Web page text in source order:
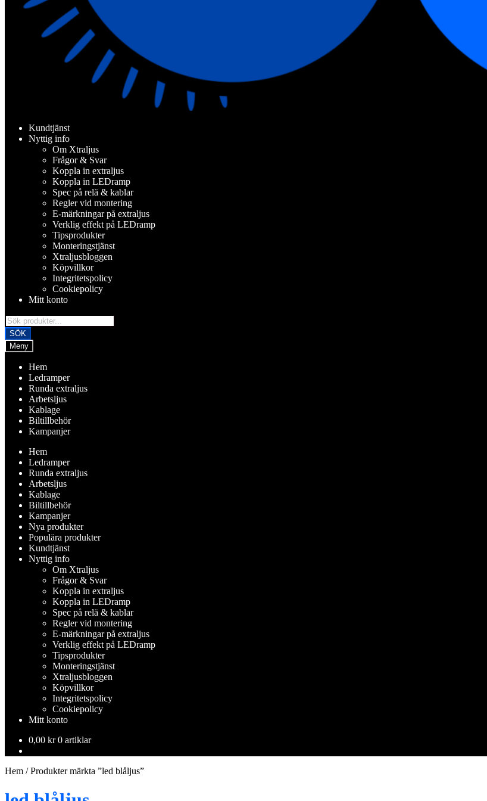
Kundtjänst
Nyttig info
Om Xtraljus
Frågor & Svar
Koppla in extraljus
Koppla in LEDramp
Spec på relä & kablar
Regler vid montering
E-märkningar på extraljus
Verklig effekt på LEDramp
Tipsprodukter
Monteringstjänst
Xtraljusbloggen
Köpvillkor
Integritetspolicy
Cookiepolicy
Mitt konto
Products
search
SÖK
Meny
Hem
Ledramper
Runda extraljus
Arbetsljus
Kablage
Biltillbehör
Kampanjer
Hem
Ledramper
Runda extraljus
Arbetsljus
Kablage
Biltillbehör
Kampanjer
Nya produkter
Populära produkter
Kundtjänst
Nyttig info
Om Xtraljus
Frågor & Svar
Koppla in extraljus
Koppla in LEDramp
Spec på relä & kablar
Regler vid montering
E-märkningar på extraljus
Verklig effekt på LEDramp
Tipsprodukter
Monteringstjänst
Xtraljusbloggen
Köpvillkor
Integritetspolicy
Cookiepolicy
Mitt konto
0,00 kr 0 artiklar
Hem /Produkter märkta ”led blåljus”